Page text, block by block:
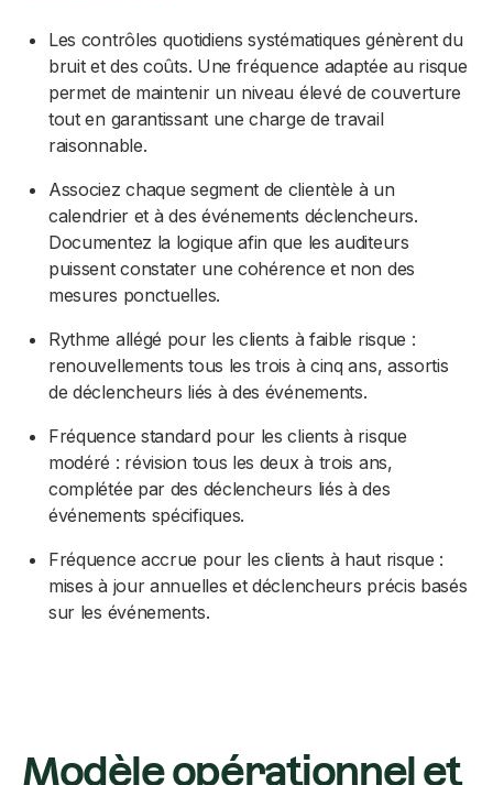
Les contrôles quotidiens systématiques génèrent du
bruit et des coûts. Une fréquence adaptée au risque
permet de maintenir un niveau élevé de couverture
tout en garantissant une charge de travail
raisonnable.
Associez chaque segment de clientèle à un
calendrier et à des événements déclencheurs.
Documentez la logique afin que les auditeurs
puissent constater une cohérence et non des
mesures ponctuelles.
Rythme allégé pour les clients à faible risque :
renouvellements tous les trois à cinq ans, assortis
de déclencheurs liés à des événements.
Fréquence standard pour les clients à risque
modéré : révision tous les deux à trois ans,
complétée par des déclencheurs liés à des
événements spécifiques.
Fréquence accrue pour les clients à haut risque :
mises à jour annuelles et déclencheurs précis basés
sur les événements.
Modèle opérationnel et